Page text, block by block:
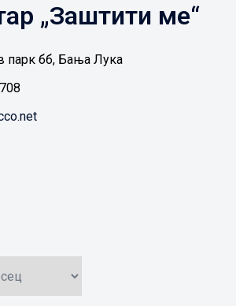
„Заштити ме“
парк бб, Бања Лука